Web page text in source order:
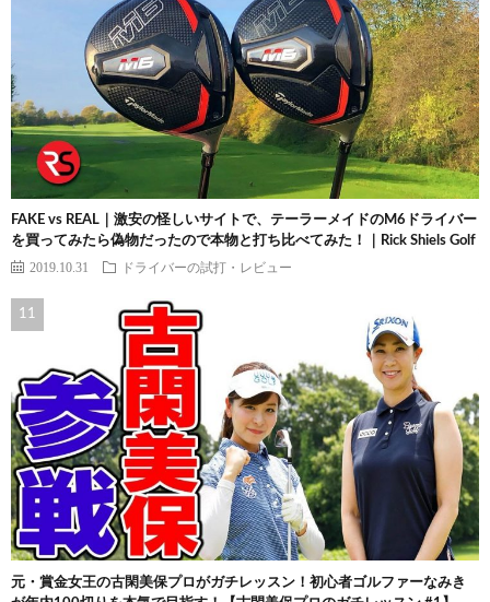
FAKE vs REAL｜激安の怪しいサイトで、テーラーメイドのM6ドライバー
を買ってみたら偽物だったので本物と打ち比べてみた！｜Rick Shiels Golf
2019.10.31 ドライバーの試打・レビュー
元・賞金女王の古閑美保プロがガチレッスン！初心者ゴルファーなみき